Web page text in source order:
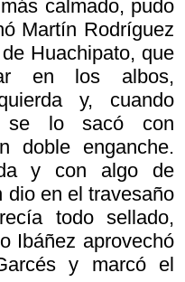
calmado, pudo
Martín Rodríguez
Huachipato, que
en los albos,
y, cuando
se lo sacó con
doble enganche.
y con algo de
dio en el travesaño
todo sellado,
Ibáñez aprovechó
y marcó el